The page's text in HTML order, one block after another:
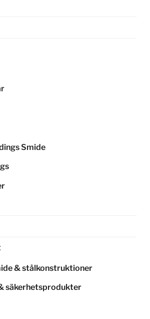
Smide
& stålkonstruktioner
säkerhetsprodukter